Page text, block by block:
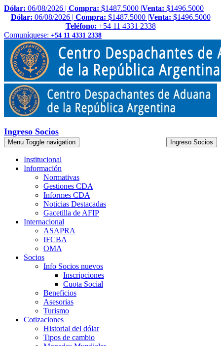
Dólar: 06/08/2026 | Compra: $1487.5000 |Venta: $1496.5000
Dólar: 06/08/2026 | Compra: $1487.5000 |Venta: $1496.5000
Teléfono: +54 11 4331 2338
Comuníquese: +54 11 4331 2338
Ingreso Socios
Menu Toggle navigation Ingreso Socios
Institucional
Información
Normativas
Gestiones CDA
Informes CDA
Noticias Destacadas
Gacetilla de AFIP
Internacional
ASAPRA
IFCBA
OMA
Socios
Info Socios nuevos
Inscripciones
Cuota Social
Beneficios
Asesorias
Turismo
Cotizaciones
Historial del dólar
Tipos de cambio